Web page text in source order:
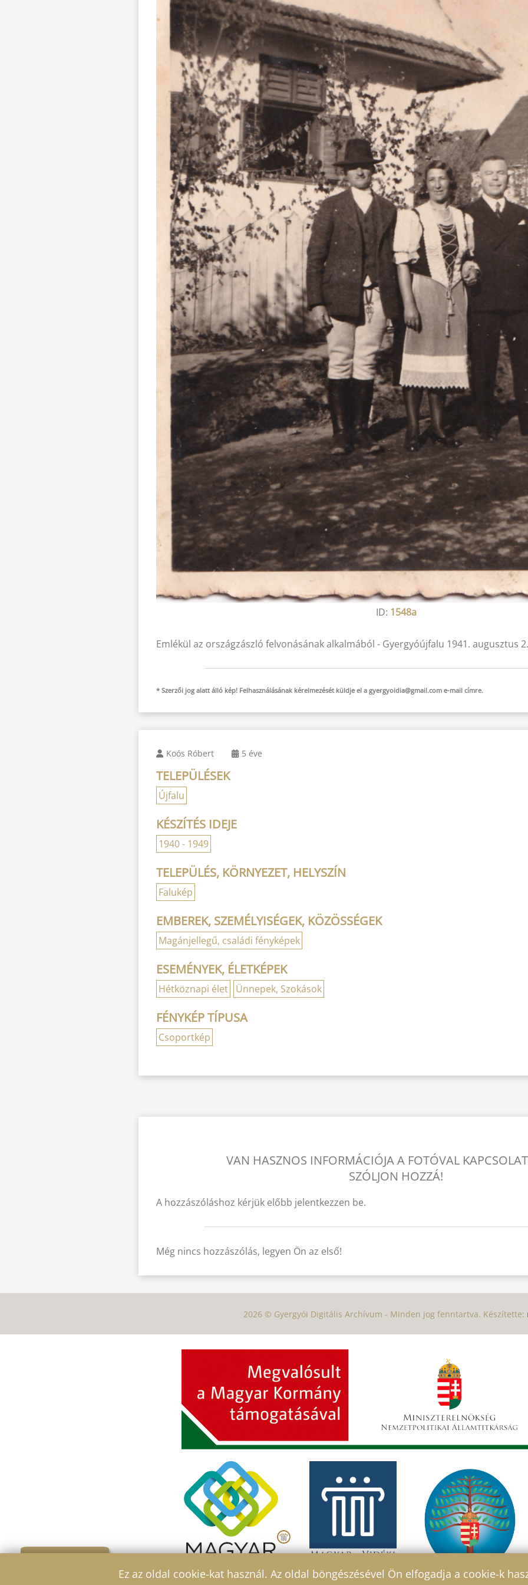
ID: 1548a
Emlékül az országzászló felvonásának alkalmából - Gyergyóújfalu 1941. augusztus
* Szerzői jog alatt álló kép! Felhasználásának kérelmezését küldje el agyergyoidia@gmail.com e-mailcímre.
Koós Róbert 5 éve
TELEPÜLÉSEK
Újfalu
KÉSZÍTÉS IDEJE
1940 - 1949
TELEPÜLÉS, KÖRNYEZET, HELYSZÍN
Falukép
EMBEREK, SZEMÉLYISÉGEK, KÖZÖSSÉGEK
Magánjellegű, családi fényképek
ESEMÉNYEK, ÉLETKÉPEK
Hétköznapi élet Ünnepek, Szokások
FÉNYKÉP TÍPUSA
Csoportkép
VAN HASZNOS INFORMÁCIÓJA A FOTÓVAL
SZÓLJON HOZZÁ!
A hozzászóláshoz kérjük előbb jelentkezzen be.
Még nincs hozzászólás, legyen Ön az első!
2026 © Gyergyói Digitális Archívum - Minden jog fenntartva. Készítette:
Ez az oldal cookie-kat használ. Az oldal böngészésével Ön elfogadja a cookie-k